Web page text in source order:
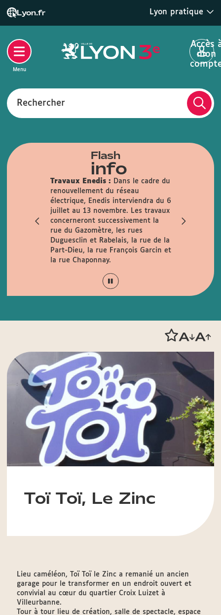
Lyon.fr Lyon pratique
Rechercher
Accès
mon
Menu
Flash
info
Travaux Enedis :
Dans le cadre du
renouvellement du réseau
électrique, Enedis interviendra du 6
juillet au 13 novembre. Les travaux
concerneront successivement la
rue du Gazomètre, les rues
Duguesclin et Rabelais, la rue de la
Part-Dieu, la rue François Garcin et
la rue Chaponnay.
horaires et
Toï Toï, Le Zinc
Lieu caméléon, Toï Toï le Zinc a remanié un ancien
garage pour le transformer en un endroit ouvert et
convivial au cœur du quartier Croix Luizet à
Villeurbanne.
Tour à tour lieu de création, salle de spectacle, espace